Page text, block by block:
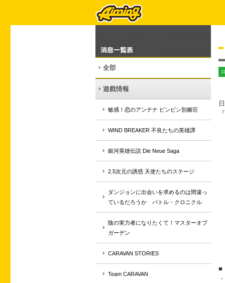
■
消息一覧表
全部
遊戲情報
敏感！恋のアンテナ ビンビン別嬪荘
WIND BREAKER 不良たちの英雄譚
銀河英雄伝説 Die Neue Saga
2.5次元の誘惑 天使たちのステージ
ダンジョンに出会いを求めるのは間違っ
ているだろうか バトル・クロニクル
陰の実力者になりたくて！マスターオブ
ガーデン
CARAVAN STORIES
Team CARAVAN